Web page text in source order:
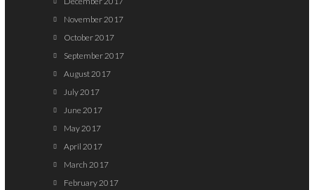
November 2017
October 2017
September 2017
August 2017
July 2017
June 2017
May 2017
April 2017
March 2017
February 2017